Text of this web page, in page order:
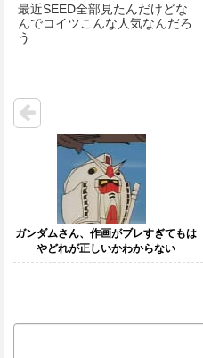
最近SEED全部見たんだけどな
んでコイツこんな人気なんだろ
う
ガンダムさん、作画がブレすぎてもは
やどれが正しいかわからない